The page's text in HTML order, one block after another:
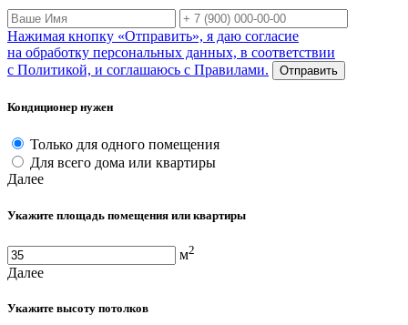
Нажимая кнопку «Отправить», я даю согласие
на обработку персональных данных, в соответствии
с Политикой, и соглашаюсь с Правилами.
Отправить
Кондиционер нужен
Только для одного помещения
Для всего дома или квартиры
Далее
Укажите площадь помещения или квартиры
м2
Далее
Укажите высоту потолков